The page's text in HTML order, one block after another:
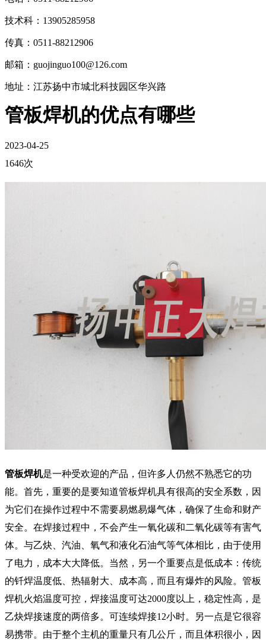
技术科：13905285958
传真：0511-88212906
邮箱：guojinguo100@126.com
地址：江苏扬中市城北科技园区华兴路
管板焊机的优点有哪些
2023-04-25
1646次
管板焊机是一种受欢迎的产品，但许多人仍然不熟悉它的功
能。首先，重要的是要知道管板焊机具有很高的安全系数，因
为它们在操作过程中不需要易燃易爆气体，确保了生命和财产
安全。在焊接过程中，不会产生一氧化碳和二氧化碳等有害气
体。与乙炔、汽油、氧气和液化石油气等气体相比，由于使用
了电力，成本大大降低。当然，另一个重要点是低成本：传统
的钎焊温度低、热辐射大、成本高，而且有爆炸的风险。管板
焊机火焰温度可控，焊接温度可达2000度以上，稳定性高，是
乙炔焊接速度的两倍多。可连续焊接12小时。另一点是它很容
易携带。由于整个主机的重量只有几公斤，而且体积很小，因